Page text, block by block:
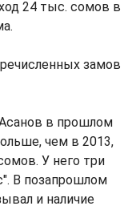
24 тыс. сомов в
замов
в прошлом
чем в 2013,
У него три
В позапрошлом
и наличие